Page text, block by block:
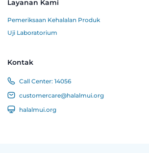
Layanan Kami
Pemeriksaan Kehalalan Produk
Uji Laboratorium
Kontak
Call Center: 14056
customercare@halalmui.org
halalmui.org